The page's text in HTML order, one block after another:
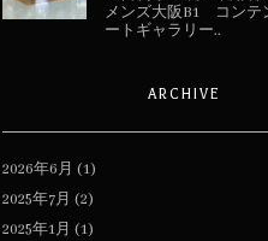
メンズ大阪B1 コンテ
ートギャラリー..
ARCHIVE
2026年6月 (1)
2025年7月 (2)
2025年1月 (1)